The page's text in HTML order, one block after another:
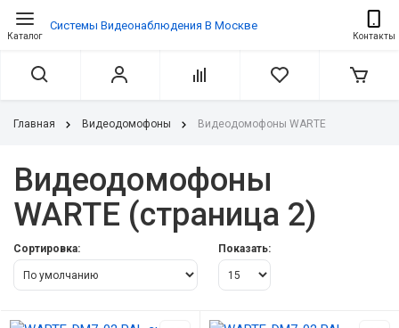
Каталог
Системы Видеонаблюдения В Москве
Контакты
Главная Видеодомофоны Видеодомофоны WARTE
Видеодомофоны
WARTE (страница 2)
Сортировка: Показать: